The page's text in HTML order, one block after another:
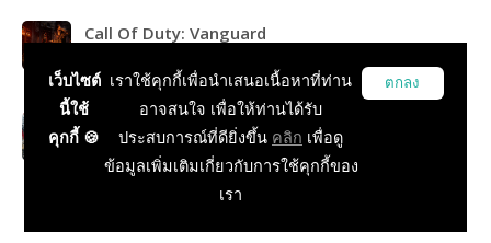
Call Of Duty: Vanguard
Call Of Duty: Warzone 2
Shooting, Action, Open World, FPS, Survival, Battle
Royale
เว็บไซต์
นี้ใช้
คุกกี้ 🍪
เราใช้คุกกี้เพื่อนำเสนอเนื้อหาที่ท่าน
อาจสนใจ เพื่อให้ท่านได้รับ
ประสบการณ์ที่ดียิ่งขึ้น คลิก เพื่อดู
ข้อมูลเพิ่มเติมเกี่ยวกับการใช้คุกกี้ของ
เรา
ตกลง